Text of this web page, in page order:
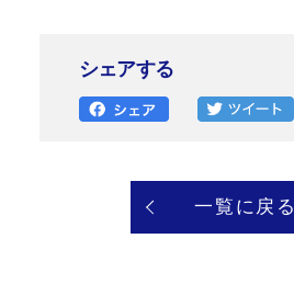
シェアする
一覧に戻る